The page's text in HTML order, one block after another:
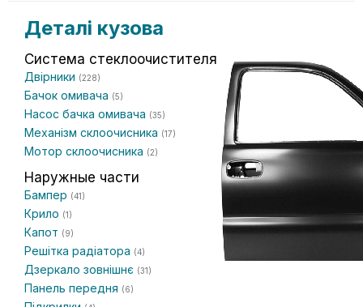
Деталі кузова
Система стеклоочистителя
Двірники (228)
Бачок омивача (5)
Насос бачка омивача (35)
Механізм склоочисника (17)
Мотор склоочисника (2)
Наружные части
Бампер (41)
Крило (1)
Капот (9)
Решітка радіатора (4)
Дзеркало зовнішнє (31)
Панель передня (6)